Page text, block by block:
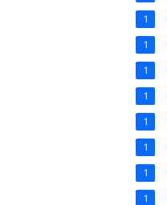
1
1
1
1
1
1
1
1